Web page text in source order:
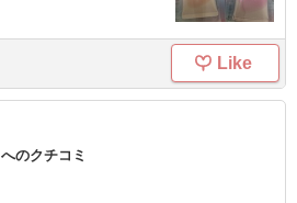
Like
へのクチコミ